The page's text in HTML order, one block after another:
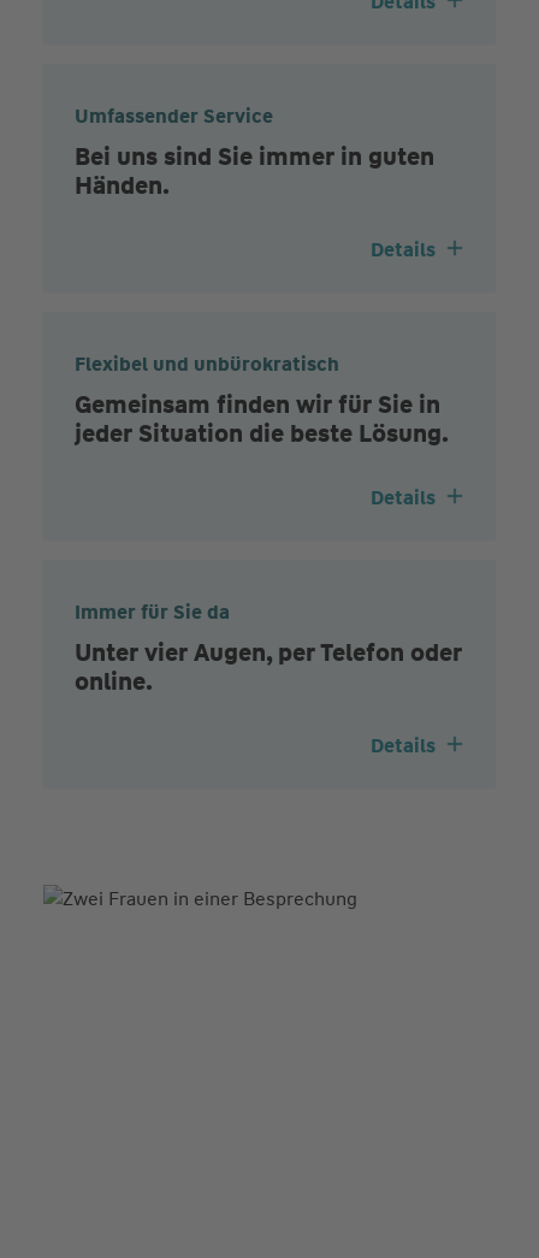
Umfassender Service
Bei uns sind Sie immer in guten
Händen.
Details
Flexibel und unbürokratisch
Gemeinsam finden wir für Sie in
jeder Situation die beste Lösung.
Details
Immer für Sie da
Unter vier Augen, per Telefon oder
online.
Details